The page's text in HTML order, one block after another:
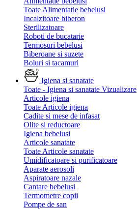
Toate Alimentatie bebelusi
Incalzitoare biberon
Sterilizatoare
Roboti de bucatarie
Termosuri bebelusi
Biberoane si suzete
Boluri si tacamuri
Igiena si sanatate
Toate - Igiena si sanatate Vizualizare
Articole igiena
Toate Articole igiena
Cadite si mese de infasat
Olite si reductoare
Igiena bebelusi
Articole sanatate
Toate Articole sanatate
Umidificatoare si purificatoare
Aparate aerosoli
Aspiratoare nazale
Cantare bebelusi
Termometre copii
Pompe de san